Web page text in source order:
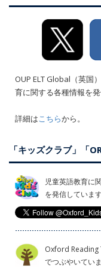
OUP ELT Global（英国
育に関する各種情報を発
詳細はこちらから。
「キッズクラブ」「
児童英語教育に
を発信しています
Oxford Reading
でつぶやいていま